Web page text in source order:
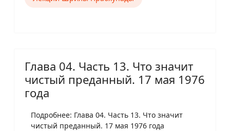
Глава 04. Часть 13. Что значит
чистый преданный. 17 мая 1976
года
Подробнее: Глава 04. Часть 13. Что значит
чистый преданный. 17 мая 1976 года